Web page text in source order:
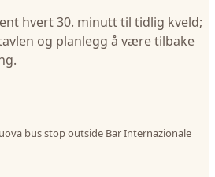
hvert 30. minutt til tidlig kveld;
og planlegg å være tilbake
bus stop outside Bar Internazionale